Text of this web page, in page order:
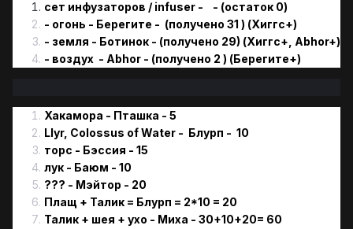
сет инфузаторов / infuser - - (остаток 0)
- огонь - Берегите - (получено 31 ) (Хиггс+)
- земля - Ботинок - (получено 29) (Хиггс+, Abhor+)
- воздух - Abhor - (получено 2 ) (Берегите+)
Хакамора - Пташка - 5
Llyr, Colossus of Water - Блурп - 10
торс - Бэссия - 15
лук - Баюм - 10
??? - Мэйтор - 20
Плащ + Талик = Блурп = 2*10 = 20
Талик + шея + ухо - Миха - 30+10+20= 60